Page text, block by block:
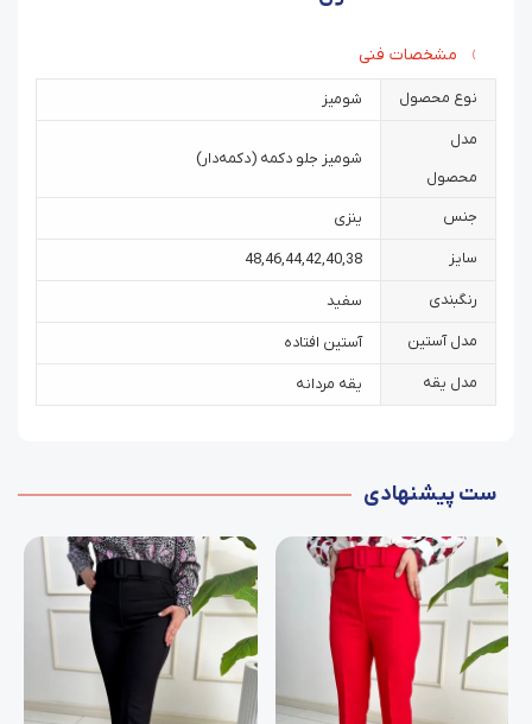
مشخصات فنی
نوع محصول شومیز
مدل
محصول
شومیز جلو دکمه (دکمه‌دار)
جنس ینزی
سایز 38
,
40
,
42
,
44
,
46
,
48
رنگبندی سفید
مدل آستین آستین افتاده
مدل یقه یقه مردانه
ست پیشنهادی